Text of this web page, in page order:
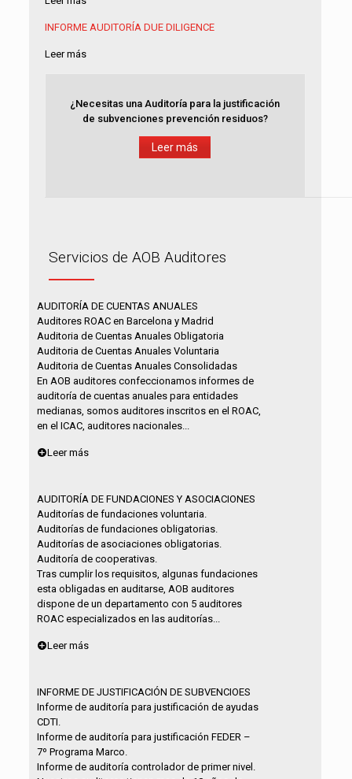
INFORME AUDITORÍA DUE DILIGENCE
Leer más
¿Necesitas una Auditoría para la justificación
de subvenciones prevención residuos?
Leer más
Servicios de AOB Auditores
AUDITORÍA DE CUENTAS ANUALES
Auditores ROAC en Barcelona y Madrid
Auditoria de Cuentas Anuales Obligatoria
Auditoria de Cuentas Anuales Voluntaria
Auditoria de Cuentas Anuales Consolidadas
En AOB auditores confeccionamos informes de
auditoría de cuentas anuales para entidades
medianas, somos auditores inscritos en el ROAC,
en el ICAC, auditores nacionales...
Leer más
AUDITORÍA DE FUNDACIONES Y ASOCIACIONES
Auditorías de fundaciones voluntaria.
Auditorías de fundaciones obligatorias.
Auditorías de asociaciones obligatorias.
Auditoría de cooperativas.
Tras cumplir los requisitos, algunas fundaciones
esta obligadas en auditarse, AOB auditores
dispone de un departamento con 5 auditores
ROAC especializados en las auditorías...
Leer más
INFORME DE JUSTIFICACIÓN DE SUBVENCIOES
Informe de auditoría para justificación de ayudas
CDTI.
Informe de auditoría para justificación FEDER –
7º Programa Marco.
Informe de auditoría controlador de primer nivel.